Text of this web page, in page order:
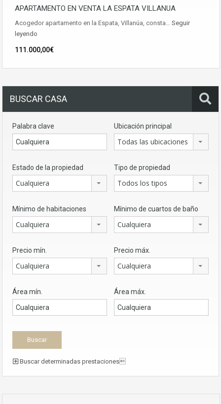
APARTAMENTO EN VENTA LA ESPATA VILLANUA
Acogedor apartamento en la Espata, Villanúa, consta… Seguir
leyendo
111.000,00€
BUSCAR CASA
Palabra clave Ubicación principal
Todas las ubicaciones
Estado de la propiedad
Cualquiera
Tipo de propiedad
Todos los tipos
Mínimo de habitaciones
Cualquiera
Mínimo de cuartos de baño
Cualquiera
Precio mín.
Cualquiera
Precio máx.
Cualquiera
Área mín. Área máx.
Buscar determinadas prestaciones